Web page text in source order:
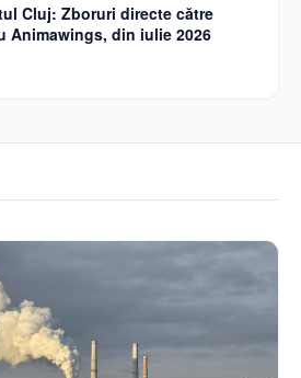
Cluj: Zboruri directe către
Animawings, din iulie 2026